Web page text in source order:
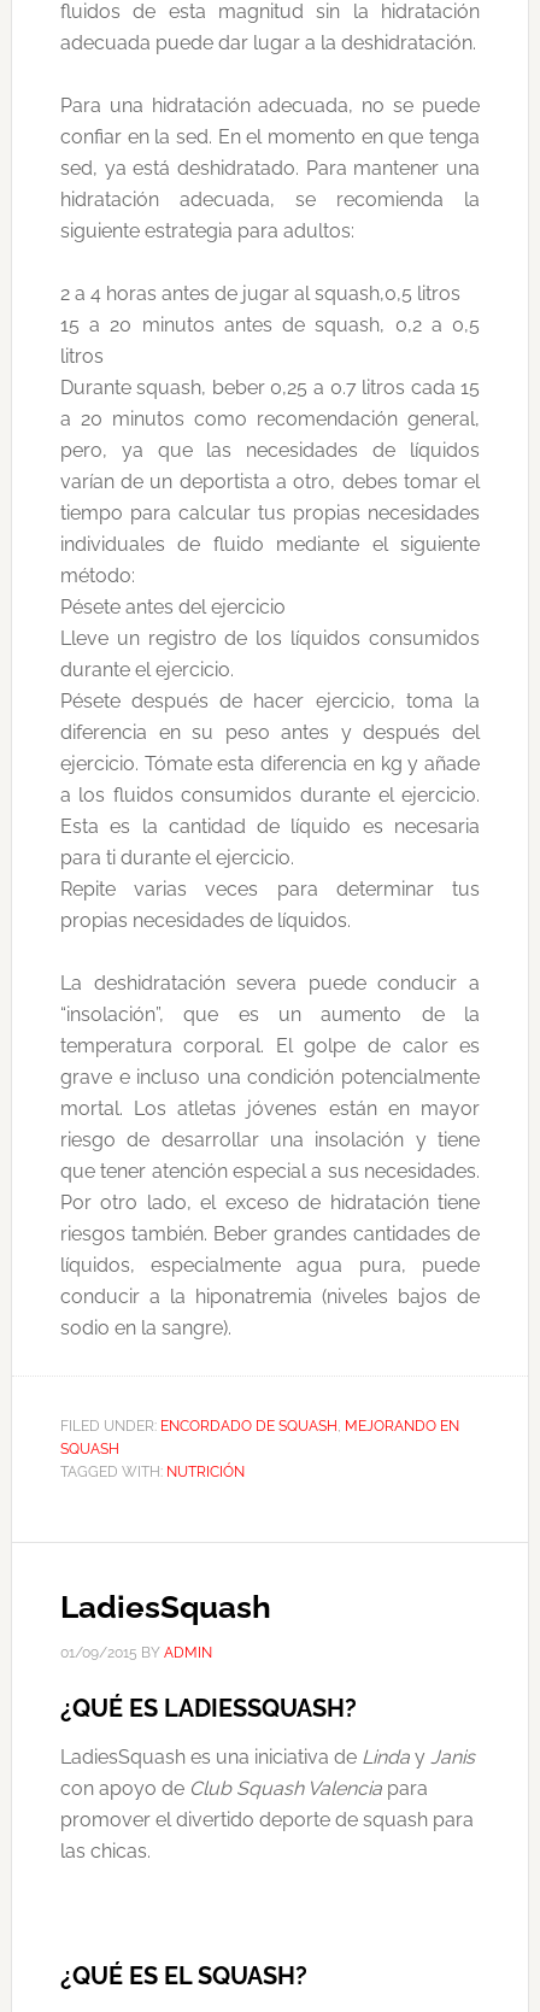
fluidos de esta magnitud sin la hidratación
adecuada puede dar lugar a la deshidratación.
Para una hidratación adecuada, no se puede
confiar en la sed. En el momento en que tenga
sed, ya está deshidratado. Para mantener una
hidratación adecuada, se recomienda la
siguiente estrategia para adultos:
2 a 4 horas antes de jugar al squash,0,5 litros
15 a 20 minutos antes de squash, 0,2 a 0,5
litros
Durante squash, beber 0,25 a 0.7 litros cada 15
a 20 minutos como recomendación general,
pero, ya que las necesidades de líquidos
varían de un deportista a otro, debes tomar el
tiempo para calcular tus propias necesidades
individuales de fluido mediante el siguiente
método:
Pésete antes del ejercicio
Lleve un registro de los líquidos consumidos
durante el ejercicio.
Pésete después de hacer ejercicio, toma la
diferencia en su peso antes y después del
ejercicio. Tómate esta diferencia en kg y añade
a los fluidos consumidos durante el ejercicio.
Esta es la cantidad de líquido es necesaria
para ti durante el ejercicio.
Repite varias veces para determinar tus
propias necesidades de líquidos.
La deshidratación severa puede conducir a
“insolación”, que es un aumento de la
temperatura corporal. El golpe de calor es
grave e incluso una condición potencialmente
mortal. Los atletas jóvenes están en mayor
riesgo de desarrollar una insolación y tiene
que tener atención especial a sus necesidades.
Por otro lado, el exceso de hidratación tiene
riesgos también. Beber grandes cantidades de
líquidos, especialmente agua pura, puede
conducir a la hiponatremia (niveles bajos de
sodio en la sangre).
FILED UNDER: ENCORDADO DE SQUASH , MEJORANDO EN
SQUASH
TAGGED WITH: NUTRICIÓN
LadiesSquash
01/09/2015 BY ADMIN
¿QUÉ ES LADIESSQUASH?
LadiesSquash es una iniciativa de Linday Janis
con apoyo de Club Squash Valenciapara
promover el divertido deporte de squash para
las chicas.
¿QUÉ ES EL SQUASH?